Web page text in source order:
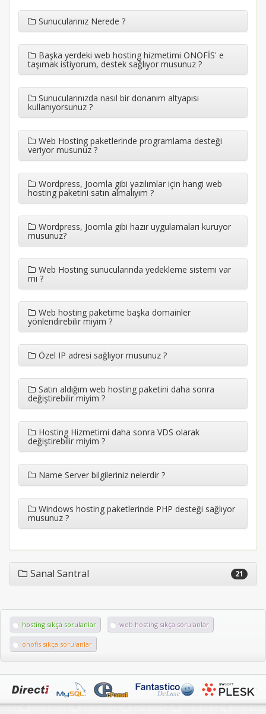
Sunucularınız Nerede ?
Başka yerdeki web hosting hizmetimi ONOFİS' e
taşımak istiyorum, destek sağlıyor musunuz ?
Sunucularınızda nasıl bir donanım altyapısı
kullanıyorsunuz ?
Web Hosting paketlerinde programlama desteği
veriyor musunuz ?
Wordpress, Joomla gibi yazılımlar için hangi web
hosting paketini satın almalıyım ?
Wordpress, Joomla gibi hazır uygulamaları kuruyor
musunuz?
Web Hosting sunucularında yedekleme sistemi var
mı ?
Web hosting paketime başka domainler
yönlendirebilir miyim ?
Özel IP adresi sağlıyor musunuz ?
Satın aldığım web hosting paketini daha sonra
değiştirebilir miyim ?
Hosting Hizmetimi daha sonra VDS olarak
değiştirebilir miyim ?
Name Server bilgileriniz nelerdir ?
Windows hosting paketlerinde PHP desteği sağlıyor
musunuz ?
Sanal Santral 21
hosting sıkça sorulanlar web hosting sıkça sorulanlar
onofis sıkça sorulanlar